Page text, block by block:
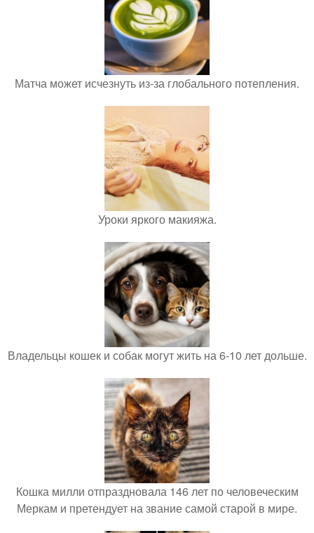
Матча может исчезнуть из-за глобального потепления.
Уроки яркого макияжа.
Владельцы кошек и собак могут жить на 6-10 лет дольше.
Кошка милли отпраздновала 146 лет по человеческим
Меркам и претендует на звание самой старой в мире.